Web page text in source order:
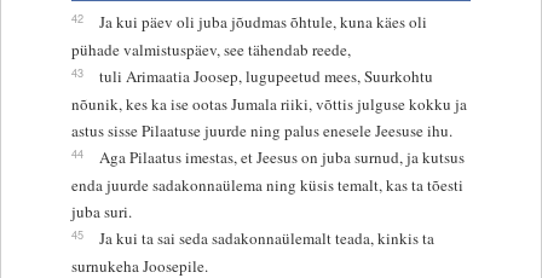
42
Ja kui päev oli juba jõudmas õhtule, kuna käes oli
pühade valmistuspäev, see tähendab reede,
43
tuli Arimaatia Joosep, lugupeetud mees, Suurkohtu
nõunik, kes ka ise ootas Jumala riiki, võttis julguse kokku ja
astus sisse Pilaatuse juurde ning palus enesele Jeesuse ihu.
44
Aga Pilaatus imestas, et Jeesus on juba surnud, ja kutsus
enda juurde sadakonnaülema ning küsis temalt, kas ta tõesti
juba suri.
45
Ja kui ta sai seda sadakonnaülemalt teada, kinkis ta
surnukeha Joosepile.